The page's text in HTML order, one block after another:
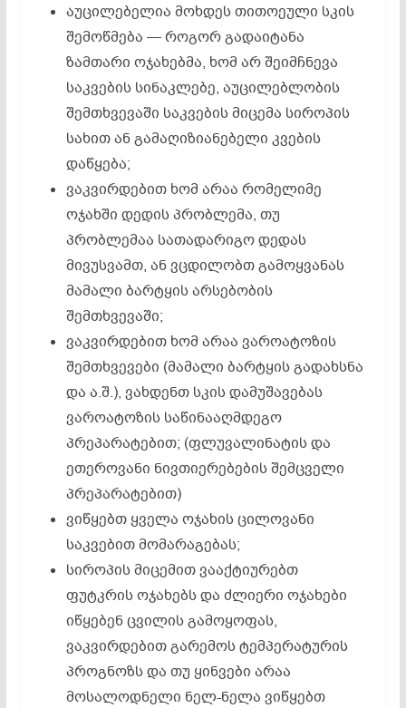
აუცილებელია მოხდეს თითოეული სკის
შემოწმება — როგორ გადაიტანა
ზამთარი ოჯახებმა, ხომ არ შეიმჩნევა
საკვების სინაკლებე, აუცილებლობის
შემთხვევაში საკვების მიცემა სიროპის
სახით ან გამაღიზიანებელი კვების
დაწყება;
ვაკვირდებით ხომ არაა რომელიმე
ოჯახში დედის პრობლემა, თუ
პრობლემაა სათადარიგო დედას
მივუსვამთ, ან ვცდილობთ გამოყვანას
მამალი ბარტყის არსებობის
შემთხვევაში;
ვაკვირდებით ხომ არაა ვაროატოზის
შემთხვევები (მამალი ბარტყის გადახსნა
და ა.შ.), ვახდენთ სკის დამუშავებას
ვაროატოზის საწინააღმდეგო
პრეპარატებით; (ფლუვალინატის და
ეთეროვანი ნივთიერებების შემცველი
პრეპარატებით)
ვიწყებთ ყველა ოჯახის ცილოვანი
საკვებით მომარაგებას;
სიროპის მიცემით ვააქტიურებთ
ფუტკრის ოჯახებს და ძლიერი ოჯახები
იწყებენ ცვილის გამოყოფას,
ვაკვირდებით გარემოს ტემპერატურის
პროგნოზს და თუ ყინვები არაა
მოსალოდნელი ნელ-ნელა ვიწყებთ